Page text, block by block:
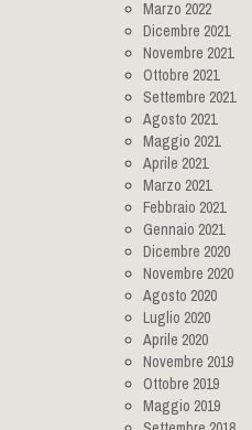
Marzo 2022
Dicembre 2021
Novembre 2021
Ottobre 2021
Settembre 2021
Agosto 2021
Maggio 2021
Aprile 2021
Marzo 2021
Febbraio 2021
Gennaio 2021
Dicembre 2020
Novembre 2020
Agosto 2020
Luglio 2020
Aprile 2020
Novembre 2019
Ottobre 2019
Maggio 2019